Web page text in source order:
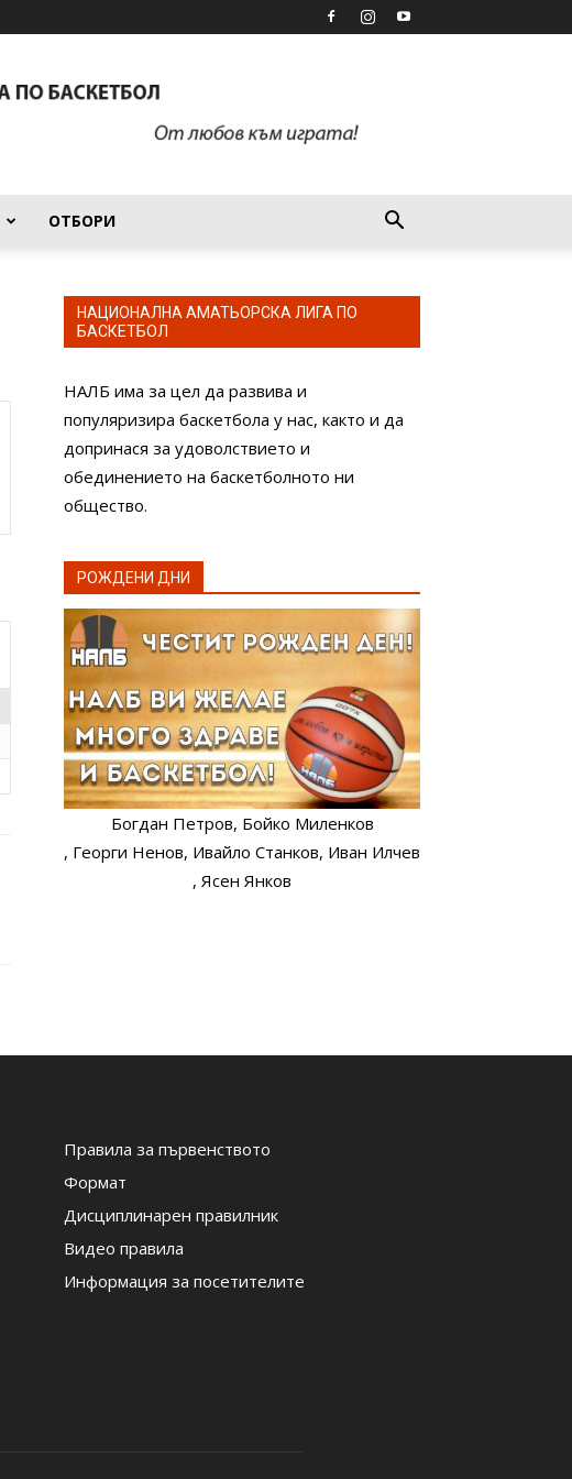
ОТБОРИ
НАЦИОНАЛНА АМАТЬОРСКА ЛИГА ПО
БАСКЕТБОЛ
НАЛБ има за цел да развива и
популяризира баскетбола у нас, както и да
допринася за удоволствието и
обединението на баскетболното ни
общество.
РОЖДЕНИ ДНИ
Богдан Петров, Бойко Миленков
, Георги Ненов, Ивайло Станков, Иван Илчев
, Ясен Янков
Правила за първенството
Формат
Дисциплинарен правилник
Видео правила
Информация за посетителите